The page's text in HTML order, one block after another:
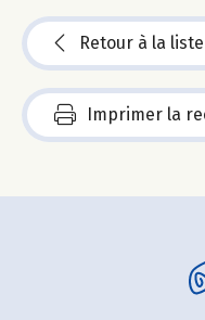
Retour à la liste
Imprimer la